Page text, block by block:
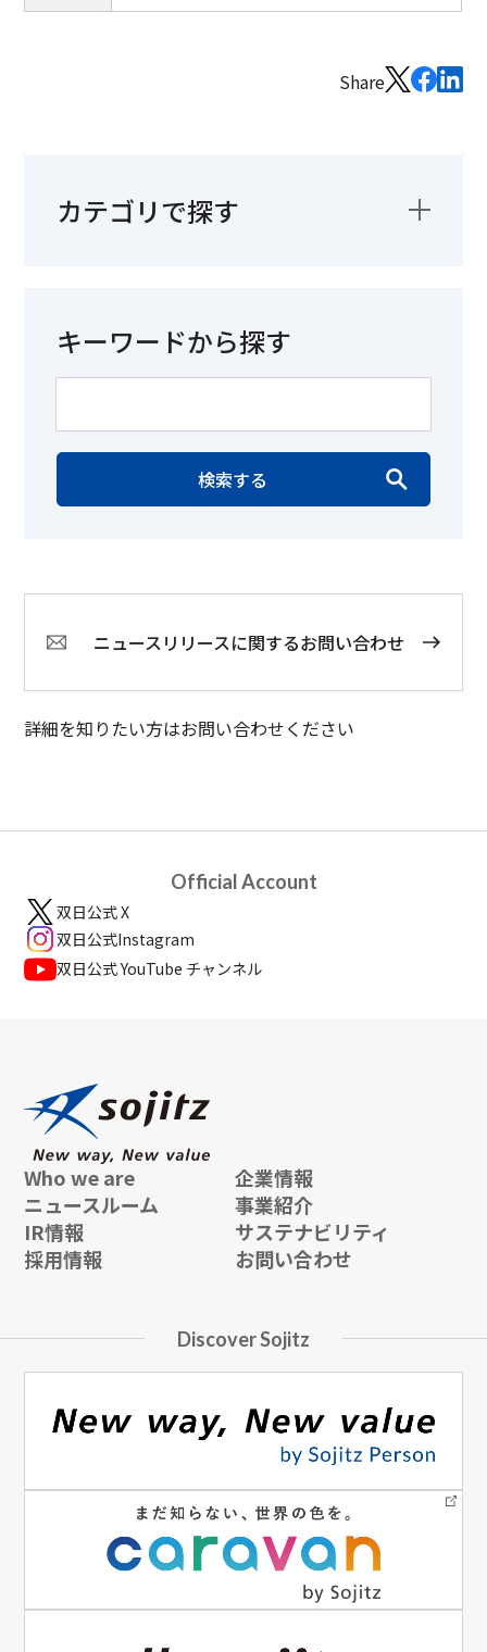
Share
カテゴリで探す
キーワードから探す
検索する
ニュースリリースに関するお問い合わせ
詳細を知りたい方はお問い合わせください
Official Account
双日公式 X
双日公式Instagram
双日公式 YouTube チャンネル
Who we are
企業情報
ニュースルーム
事業紹介
IR情報
サステナビリティ
採用情報
お問い合わせ
Discover Sojitz